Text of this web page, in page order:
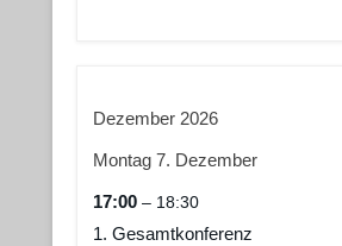
Dezember 2026
Montag 7. Dezember
17:00 – 18:30
1. Gesamtkonferenz